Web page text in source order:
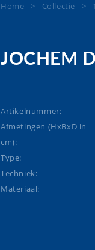
Home > Collectie >
JOCHEM
Artikelnummer:
Afmetingen (HxBxD in
cm):
Type:
Techniek:
Materiaal: